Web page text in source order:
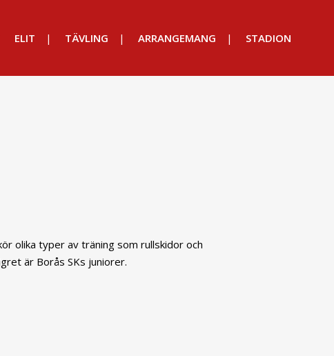
ELIT TÄVLING ARRANGEMANG STADION
olika typer av träning som rullskidor och
är Borås SKs juniorer.